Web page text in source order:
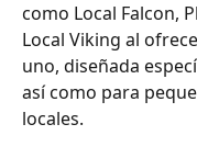
como Local Falcon,
Local Viking al
uno, diseñada
así como para
locales.